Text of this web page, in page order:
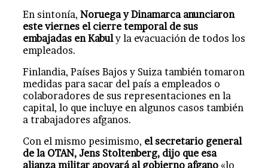
En sintonía, Noruega y Dinamarca anunciaron
este viernes el cierre temporal de sus
embajadas en Kabuly la evacuación de todos los
empleados.
Finlandia, Países Bajos y Suiza también tomaron
medidas para sacar del país a empleados o
colaboradores de sus representaciones en la
capital, lo que incluye en algunos casos también
a trabajadores afganos.
Con el mismo pesimismo, el secretario general
de la OTAN, Jens Stoltenberg, dijo que esa
alianza militar apoyará al gobierno afgano «lo